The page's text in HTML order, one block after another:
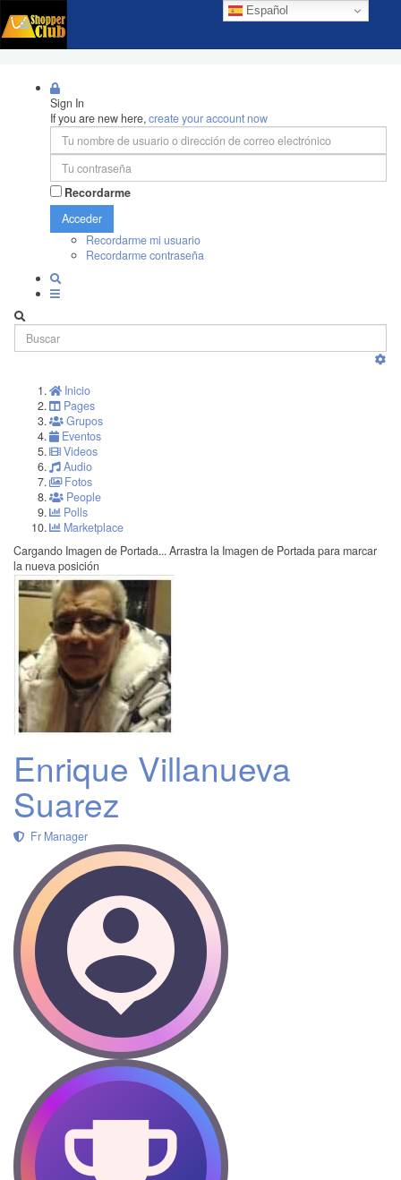
Español
Sign In
If you are new here,create your account now
Recordarme
Acceder
Recordarme mi usuario
Recordarme contraseña
Inicio
Pages
Grupos
Eventos
Videos
Audio
Fotos
People
Polls
Marketplace
Cargando Imagen de Portada... Arrastra la Imagen de Portada para marcar
la nueva posición
Enrique Villanueva
Suarez
Fr Manager